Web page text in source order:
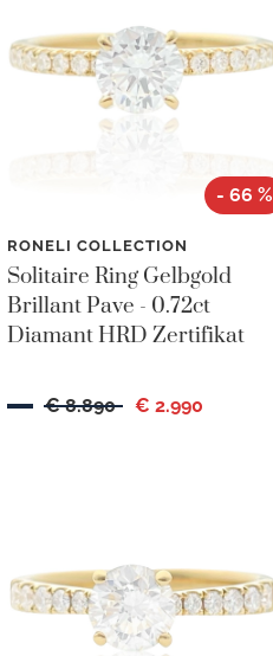
- 66 %
RONELI COLLECTION
Solitaire Ring Gelbgold
Brillant Pave - 0.72ct
Diamant HRD Zertifikat
€ 8.890 € 2.990